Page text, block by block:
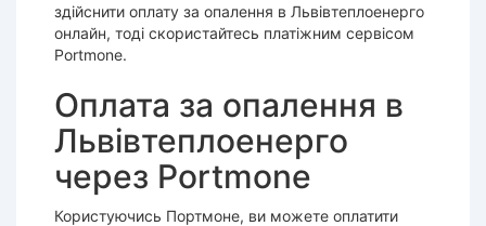
здійснити оплату за опалення в Львівтеплоенерго
онлайн, тоді скористайтесь платіжним сервісом
Portmone.
Оплата за опалення в
Львівтеплоенерго
через Portmone
Користуючись Портмоне, ви можете оплатити